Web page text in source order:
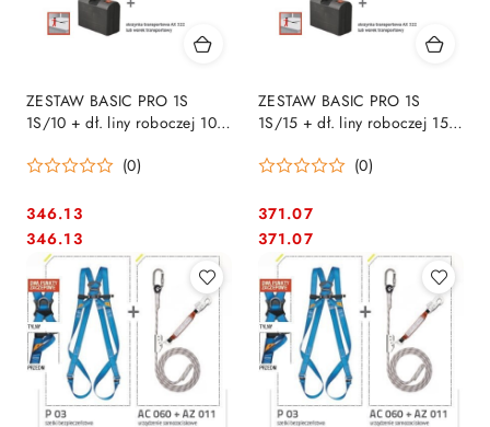
ZESTAW BASIC PRO 1S
1S/10 + dł. liny roboczej 10
(0)
Cena:
346.13
Cena:
346.13
ZESTAW BASIC PRO 1S
1S/15 + dł. liny roboczej 15
(0)
Cena:
371.07
Cena:
371.07